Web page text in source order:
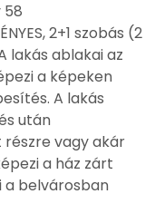
58
2+1 szobás (2
lakás ablakai az
a képeken
A lakás
után
vagy akár
a ház zárt
a belvárosban